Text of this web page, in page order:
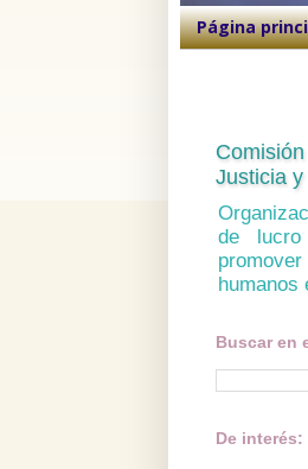
Página
Justicia y
de
humanos
Buscar en
De interés: